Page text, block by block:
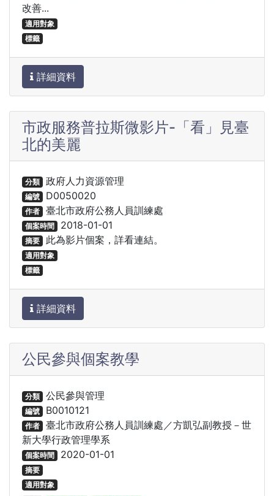
改善...
適用對象
標籤
詳細資料
市政服務普拉斯微影片-「看」見臺
北的美麗
分類 政府人力資源管理
編號 D0050020
作者 臺北市政府公務人員訓練處
個案時間 2018-01-01
摘要 此為影片個案，詳看連結。
適用對象
標籤
詳細資料
公民參與個案教學
分類 公民參與管理
編號 B0010121
作者 臺北市政府公務人員訓練處／方凱弘副教授－世
新大學行政管理學系
個案時間 2020-01-01
摘要
適用對象